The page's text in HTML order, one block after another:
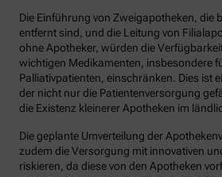
Die Einführung von Zweigapotheken, die
entfernt sind, und die Leitung von
ohne Apotheker, würden die
wichtigen Medikamenten, insbesondere
Palliativpatienten, einschränken. Dies ist
der nicht nur die Patientenversorgung
die Existenz kleinerer Apotheken im
Die geplante Umverteilung der
zudem die Versorgung mit innovativen
riskieren, da diese von den Apotheken